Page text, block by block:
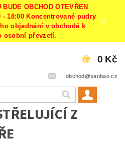
OBCHOD OTEVŘEN
- 18:00 Koncentrované pudry
objednání v obchodě k
osobní převzetí.
obchod@sanbao.cz
0 Kč
Z